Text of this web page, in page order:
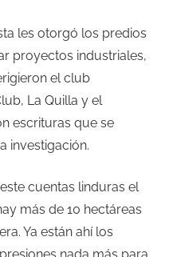
les otorgó los predios
proyectos industriales,
el club
La Quilla y el
escrituras que se
investigación.
cuentas linduras el
más de 10 hectáreas
Ya están ahí los